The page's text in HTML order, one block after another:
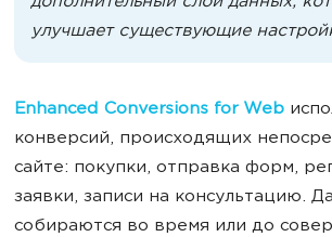
улучшает существующие
Enhanced Conversions for Web
конверсий, происходящих
сайте: покупки, отправка форм,
заявки, записи на консультацию.
собираются во время или до